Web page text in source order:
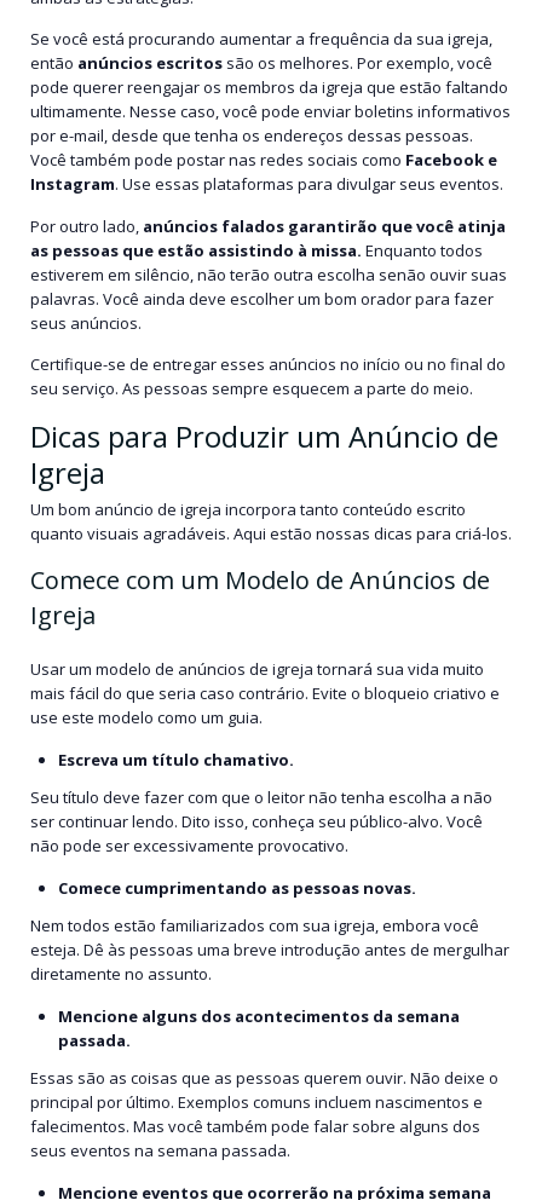
Se você está procurando aumentar a frequência da sua igreja,
então anúncios escritos são os melhores. Por exemplo, você
pode querer reengajar os membros da igreja que estão faltando
ultimamente. Nesse caso, você pode enviar boletins informativos
por e-mail, desde que tenha os endereços dessas pessoas.
Você também pode postar nas redes sociais como Facebook e
Instagram. Use essas plataformas para divulgar seus eventos.
Por outro lado, anúncios falados garantirão que você atinja
as pessoas que estão assistindo à missa. Enquanto todos
estiverem em silêncio, não terão outra escolha senão ouvir suas
palavras. Você ainda deve escolher um bom orador para fazer
seus anúncios.
Certifique-se de entregar esses anúncios no início ou no final do
seu serviço. As pessoas sempre esquecem a parte do meio.
Dicas para Produzir um Anúncio de
Igreja
Um bom anúncio de igreja incorpora tanto conteúdo escrito
quanto visuais agradáveis. Aqui estão nossas dicas para criá-los.
Comece com um Modelo de Anúncios de
Igreja
Usar um modelo de anúncios de igreja tornará sua vida muito
mais fácil do que seria caso contrário. Evite o bloqueio criativo e
use este modelo como um guia.
Escreva um título chamativo.
Seu título deve fazer com que o leitor não tenha escolha a não
ser continuar lendo. Dito isso, conheça seu público-alvo. Você
não pode ser excessivamente provocativo.
Comece cumprimentando as pessoas novas.
Nem todos estão familiarizados com sua igreja, embora você
esteja. Dê às pessoas uma breve introdução antes de mergulhar
diretamente no assunto.
Mencione alguns dos acontecimentos da semana
passada.
Essas são as coisas que as pessoas querem ouvir. Não deixe o
principal por último. Exemplos comuns incluem nascimentos e
falecimentos. Mas você também pode falar sobre alguns dos
seus eventos na semana passada.
Mencione eventos que ocorrerão na próxima semana